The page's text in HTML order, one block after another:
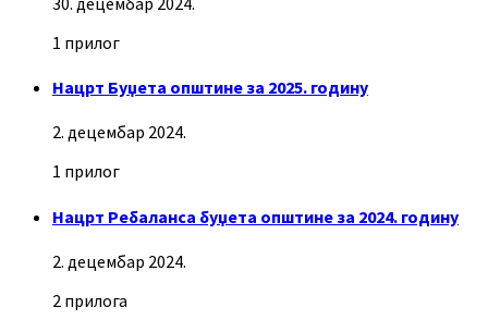
1 прилог
Нацрт Буџета општине за 2025. годину
2. децембар 2024.
1 прилог
Нацрт Ребаланса буџета општине за 2024. годину
2. децембар 2024.
2 прилога